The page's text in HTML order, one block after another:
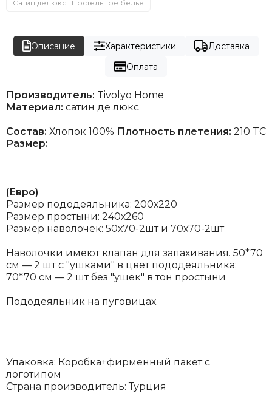
Сатин делюкс | Постельное белье
Описание Характеристики
Доставка
Оплата
Производитель: Tivolyo Home
Материал: сатин де люкс
Состав: Хлопок 100% Плотность плетения: 210 TC
Размер:
(Евро)
Размер пододеяльника: 200х220
Размер простыни: 240х260
Размер наволочек: 50х70-2шт и 70х70-2шт
Наволочки имеют клапан для запахивания. 50*70
см — 2 шт с "ушками" в цвет пододеяльника;
70*70 см — 2 шт без "ушек" в тон простыни
Пододеяльник на пуговицах.
Упаковка: Коробка+фирменный пакет с
логотипом
Страна производитель: Турция